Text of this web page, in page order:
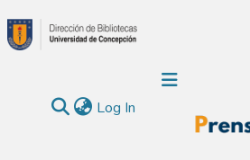
Log In(current)